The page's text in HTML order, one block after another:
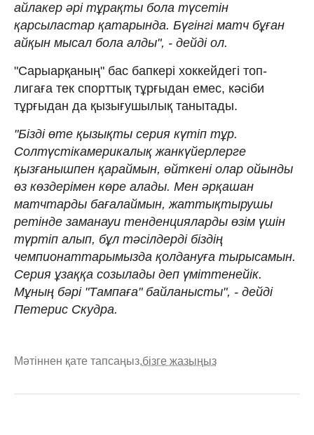
айлакер әрі тұрақты бола түсетін
қарсыластар қатарында. Бүгінгі матч бұған
айқын мысал бола алды", - дейді ол.
"Сарыарқаның" бас бапкері хоккейдегі топ-
лигаға тек спорттық тұрғыдан емес, кәсіби
тұрғыдан да қызығушылық танытады.
"Бізді өте қызықты серия күтіп тұр.
Солтүстікамерикалық жанкүйерлерге
қызғанышпен қараймын, өйткені олар ойынды
өз көздерімен көре алады. Мен әрқашан
матчтарды бағалаймын, жаттықтырушы
ретінде заманауи тенденцияларды өзім үшін
түртіп алып, бұл тәсілдерді біздің
чемпионаттарымызда қолдануға тырысамын.
Серия ұзаққа созылады деп үміттенейік.
Мұның бәрі "Тампаға" байланысты", - дейді
Петерис Скудра.
Мәтіннен қате тапсаңыз,бізге жазыңыз